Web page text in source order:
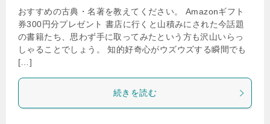
おすすめの古典・名著を教えてください。 Amazonギフト
券300円分プレゼント 書店に行くと山積みにされた今話題
の書籍たち、思わず手に取ってみたという方も沢山いらっ
しゃることでしょう。 知的好奇心がウズウズする瞬間でも
[…]
続きを読む